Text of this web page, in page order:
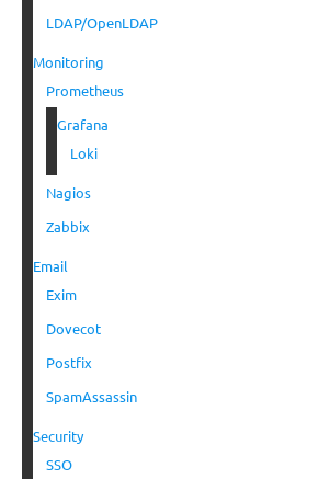
LDAP/OpenLDAP
Monitoring
Prometheus
Grafana
Loki
Nagios
Zabbix
Email
Exim
Dovecot
Postfix
SpamAssassin
Security
SSO